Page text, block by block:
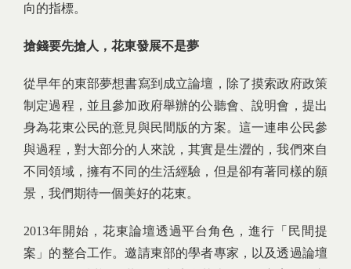
向的指標。
搶錢要先搶人，花東發展不是夢
從早年的東部夢想書寫到成立論壇，除了摸索政府政策
制定過程，並且參加政府舉辦的公聽會、說明會，提出
身為花東公民的意見與民間版的方案。這一連串公民參
與過程，對大部分的人來說，其實是生澀的，我們來自
不同領域，擁有不同的生活經驗，但是卻有著同樣的願
景，我們期待一個美好的花東。
2013年開始，花東論壇透過平台角色，進行「民間提
案」的整合工作。邀請東部的學者專家，以及透過論壇